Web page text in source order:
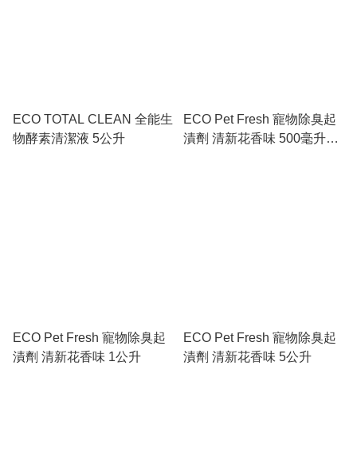
ECO TOTAL CLEAN 全能生
物酵素清潔液 5公升
ECO Pet Fresh 寵物除臭起
漬劑 清新花香味 500毫升噴
ECO Pet Fresh 寵物除臭起
漬劑 清新花香味 1公升
ECO Pet Fresh 寵物除臭起
漬劑 清新花香味 5公升